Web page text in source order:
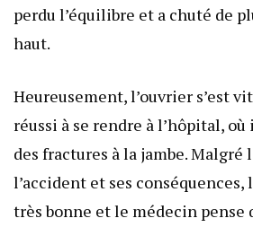
perdu l’équilibre et a chuté de
haut.
Heureusement, l’ouvrier s’est
réussi à se rendre à l’hôpital,
des fractures à la jambe. Malgré
l’accident et ses conséquences,
très bonne et le médecin pense